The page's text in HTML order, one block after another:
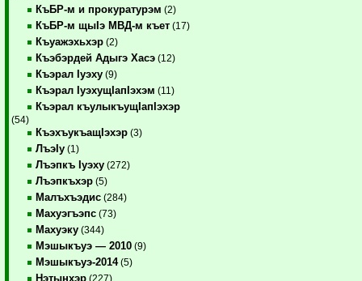
КъБР-м и прокуратурэм (2)
КъБР-м щыIэ МВД-м къет (17)
Къуажэхьхэр (2)
Къэбэрдей Адыгэ Хасэ (12)
Къэрал Iуэху (9)
Къэрал IуэхущIапIэхэм (11)
Къэрал къулыкъущIапIэхэр
(54)
КъэхъукъащIэхэр (3)
ЛъэIу (1)
Лъэпкъ Iуэху (272)
Лъэпкъхэр (5)
Малъхъэдис (284)
Махуэгъэпс (73)
Махуэку (344)
Мэшыкъуэ — 2010 (9)
Мэшыкъуэ-2014(5)
Нэтынхэр (227)